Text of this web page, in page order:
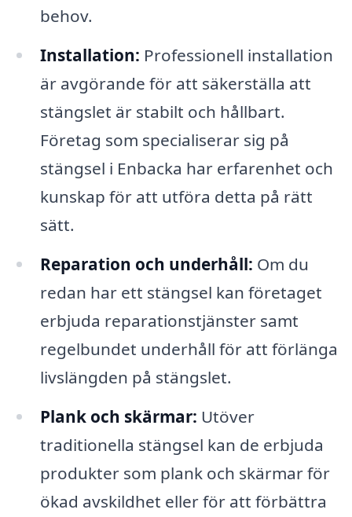
behov.
Installation: Professionell installation
är avgörande för att säkerställa att
stängslet är stabilt och hållbart.
Företag som specialiserar sig på
stängsel i Enbacka har erfarenhet och
kunskap för att utföra detta på rätt
sätt.
Reparation och underhåll: Om du
redan har ett stängsel kan företaget
erbjuda reparationstjänster samt
regelbundet underhåll för att förlänga
livslängden på stängslet.
Plank och skärmar: Utöver
traditionella stängsel kan de erbjuda
produkter som plank och skärmar för
ökad avskildhet eller för att förbättra